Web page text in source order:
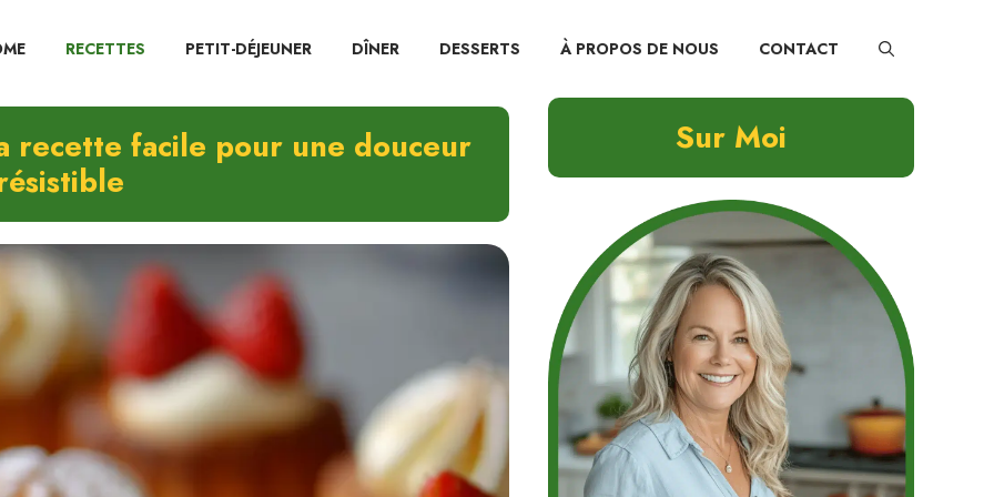
RECETTES PETIT-DÉJEUNER DÎNER DESSERTS À PROPOS DE NOUS CONTACT
recette facile pour une douceur
Sur Moi